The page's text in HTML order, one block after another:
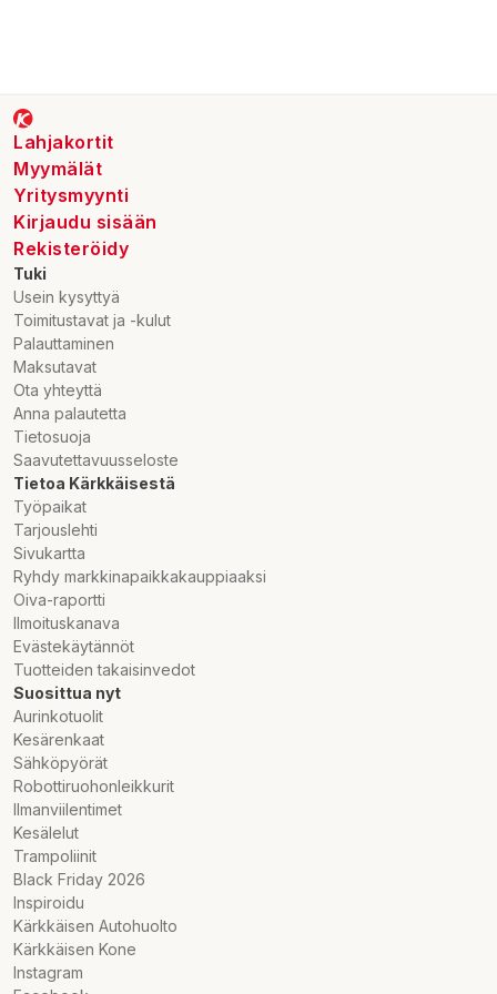
Lahjakortit
Myymälät
Yritysmyynti
Kirjaudu sisään
Rekisteröidy
Tuki
Usein kysyttyä
Toimitustavat ja -kulut
Palauttaminen
Maksutavat
Ota yhteyttä
Anna palautetta
Tietosuoja
Saavutettavuusseloste
Tietoa Kärkkäisestä
Työpaikat
Tarjouslehti
Sivukartta
Ryhdy markkinapaikkakauppiaaksi
Oiva-raportti
Ilmoituskanava
Evästekäytännöt
Tuotteiden takaisinvedot
Suosittua nyt
Aurinkotuolit
Kesärenkaat
Sähköpyörät
Robottiruohonleikkurit
Ilmanviilentimet
Kesälelut
Trampoliinit
Black Friday 2026
Inspiroidu
Kärkkäisen Autohuolto
Kärkkäisen Kone
Instagram